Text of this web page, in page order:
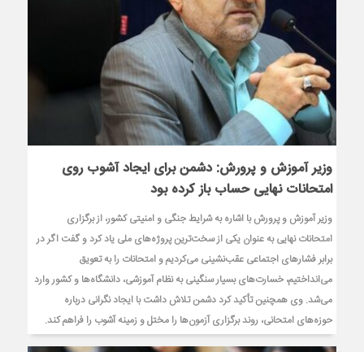
وزیر آموزش و پرورش: دشمن برای ایجاد آشوب روی
امتحانات نهایی حساب باز کرده بود
وزیر آموزش و پرورش با اشاره به شرایط جنگی و امنیتی کشور، از برگزاری
امتحانات نهایی به عنوان یکی از سخت‌ترین پروژه‌های ملی یاد کرد و گفت اگر در
برابر فشار‌های اجتماعی عقب‌نشینی می‌کردیم و امتحانات را به تعویق
می‌انداختیم، خسارت‌های بسیار سنگینی به نظام آموزشی، دانشگاه‌ها و کشور وارد
می‌شد. وی همچنین تأکید کرد دشمن تلاش داشت با ایجاد نگرانی درباره
حوزه‌های امتحانی، روند برگزاری آزمون‌ها را مختل و زمینه آشوب را فراهم کند.